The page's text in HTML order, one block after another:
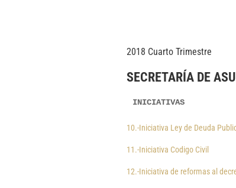
2018 Cuarto Trimestre
SECRETARÍA DE
INICIATIVAS
10.-Iniciativa Ley de Deuda
11.-Iniciativa Codigo Civil
12.-Iniciativa de reformas al